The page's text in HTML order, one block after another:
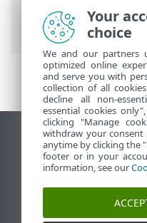
Business Security
Besplatna ESET
Prikaži lokaciju za
End of Life
ESET Forum
ESET baza znanja
ESET Status Portal
Your
choice
We and our partners
optimized online
and serve you with
collection of all
decline all non-
essential cookies
clicking "Manage
withdraw your consent
anytime by clicking the
footer or in your
information, see our